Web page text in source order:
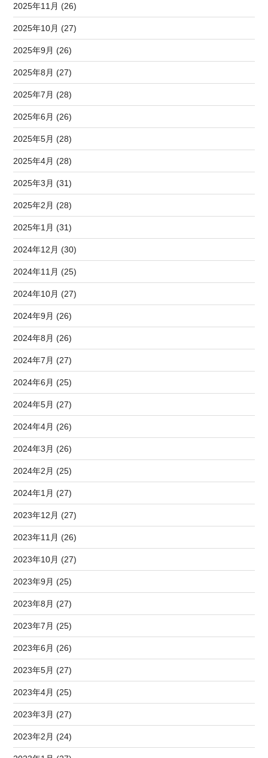
2025年11月 (26)
2025年10月 (27)
2025年9月 (26)
2025年8月 (27)
2025年7月 (28)
2025年6月 (26)
2025年5月 (28)
2025年4月 (28)
2025年3月 (31)
2025年2月 (28)
2025年1月 (31)
2024年12月 (30)
2024年11月 (25)
2024年10月 (27)
2024年9月 (26)
2024年8月 (26)
2024年7月 (27)
2024年6月 (25)
2024年5月 (27)
2024年4月 (26)
2024年3月 (26)
2024年2月 (25)
2024年1月 (27)
2023年12月 (27)
2023年11月 (26)
2023年10月 (27)
2023年9月 (25)
2023年8月 (27)
2023年7月 (25)
2023年6月 (26)
2023年5月 (27)
2023年4月 (25)
2023年3月 (27)
2023年2月 (24)